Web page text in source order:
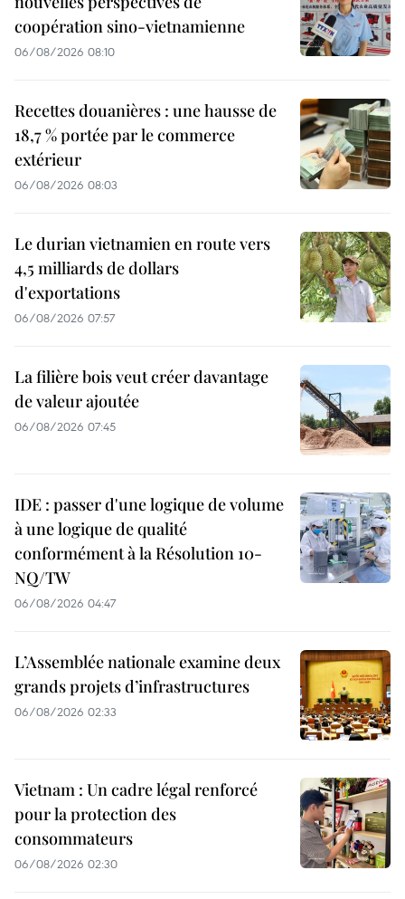
coopération sino-vietnamienne
06/08/2026 08:10
Recettes douanières : une hausse de
18,7 % portée par le commerce
extérieur
06/08/2026 08:03
Le durian vietnamien en route vers
4,5 milliards de dollars
d'exportations
06/08/2026 07:57
La filière bois veut créer davantage
de valeur ajoutée
06/08/2026 07:45
IDE : passer d'une logique de volume
à une logique de qualité
conformément à la Résolution 10-
NQ/TW
06/08/2026 04:47
L’Assemblée nationale examine deux
grands projets d’infrastructures
06/08/2026 02:33
Vietnam : Un cadre légal renforcé
pour la protection des
consommateurs
06/08/2026 02:30